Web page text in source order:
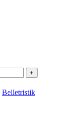
Belletristik